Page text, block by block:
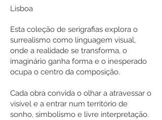
Lisboa
Esta coleção de serigrafias explora o
surrealismo como linguagem visual,
onde a realidade se transforma, o
imaginário ganha forma e o inesperado
ocupa o centro da composição.
Cada obra convida o olhar a atravessar o
visível e a entrar num território de
sonho, simbolismo e livre interpretação.